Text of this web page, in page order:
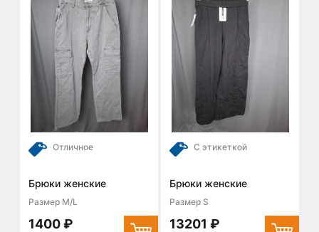
Отличное
Брюки женские
Размер M/L
1400 ₽
С этикеткой
Брюки женские
Размер S
13201 ₽